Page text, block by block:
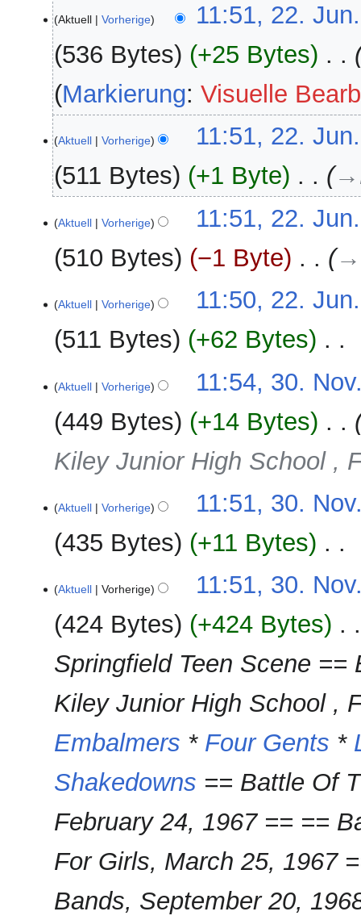
Juni
2025
Aktuell Vorherige
11:51, 22.
536 Bytes
+25 Bytes
Markierung:Visuelle
Aktuell Vorherige
11:51, 22.
511 Bytes
+1 Byte
Aktuell Vorherige
11:51, 22.
510 Bytes
−1 Byte
Aktuell Vorherige
11:50, 22.
511 Bytes
+62 Bytes
e
n
e
B
e
r
e
u
n
g
z
s
m
e
n
a
s
n
November
Aktuell Vorherige
11:54, 30.
449 Bytes
+14 Bytes
Kiley Junior High School ,
Aktuell Vorherige
11:51, 30.
435 Bytes
+11 Bytes
e
n
e
B
a
r
e
t
n
s
z
u
s
Aktuell Vorherige
11:51, 30.
424 Bytes
+424 Bytes
Springfield Teen Scene
Kiley Junior High School ,
Embalmers * Four Gents *
Shakedowns == Battle Of
February 24, 1967 == ==
For Girls, March 25, 1967
Bands, September 20,